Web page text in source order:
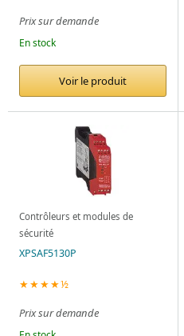
Prix sur demande
En stock
Voir le produit
Contrôleurs et modules de
sécurité
XPSAF5130P
★★★★½
Prix sur demande